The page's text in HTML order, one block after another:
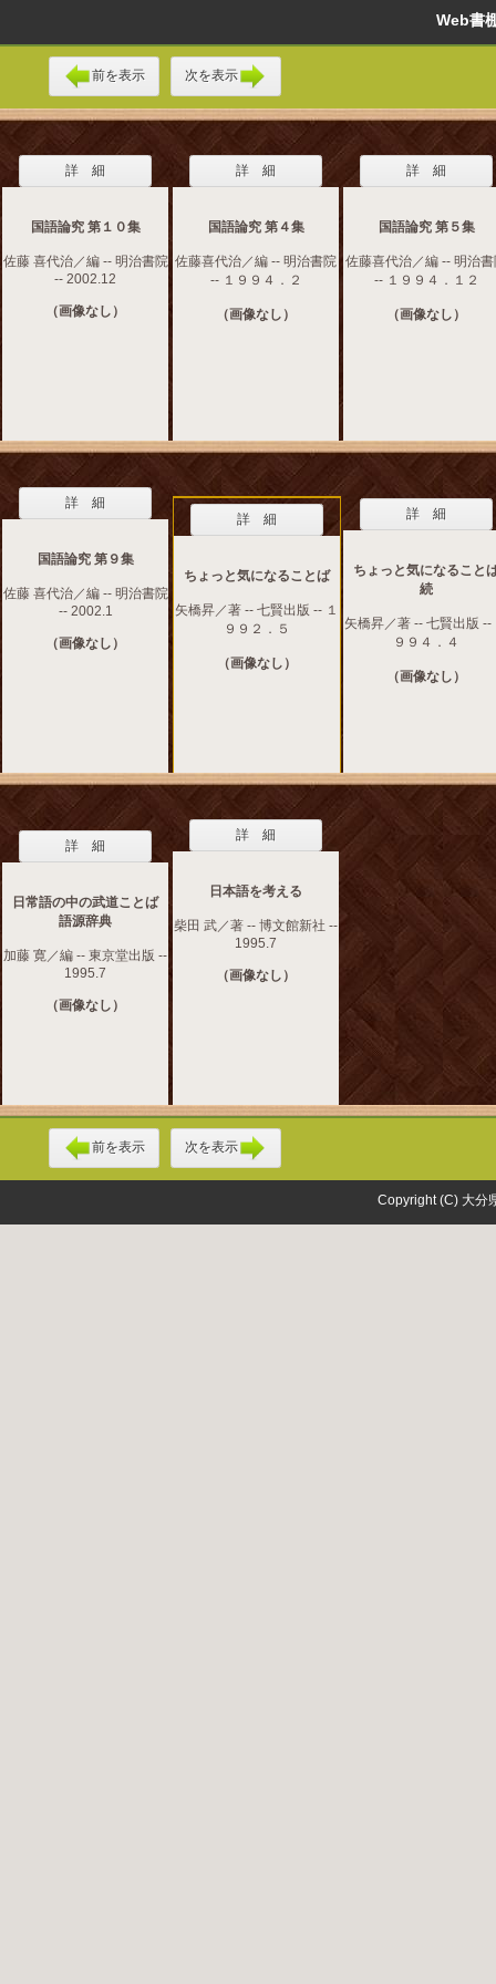
Web
前を表示 次を表示
詳 細
国語論究 第１０集
佐藤 喜代治／編 -- 明治書院
-- 2002.12
（画像なし）
詳 細
国語論究 第４集
佐藤喜代治／編 -- 明治書院
-- １９９４．２
（画像なし）
詳 細
国語論究 第５集
佐藤喜代治／編 -- 明治
-- １９９４．１２
（画像なし）
詳 細
国語論究 第９集
佐藤 喜代治／編 -- 明治書院
-- 2002.1
（画像なし）
詳 細
ちょっと気になることば
矢橋昇／著 -- 七賢出版 -- １
９９２．５
（画像なし）
詳 細
ちょっと気になること
続
矢橋昇／著 -- 七賢出版 --
９９４．４
（画像なし）
詳 細
日常語の中の武道ことば
語源辞典
加藤 寛／編 -- 東京堂出版 --
1995.7
（画像なし）
詳 細
日本語を考える
柴田 武／著 -- 博文館新社 --
1995.7
（画像なし）
前を表示 次を表示
Copyright (C) 大分